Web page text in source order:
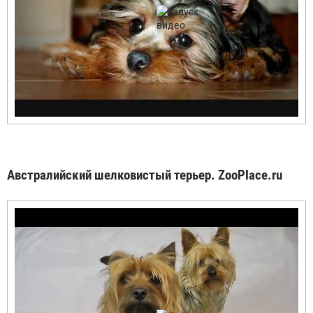
Австралийский шелковистый терьер. ZooPlace.ru